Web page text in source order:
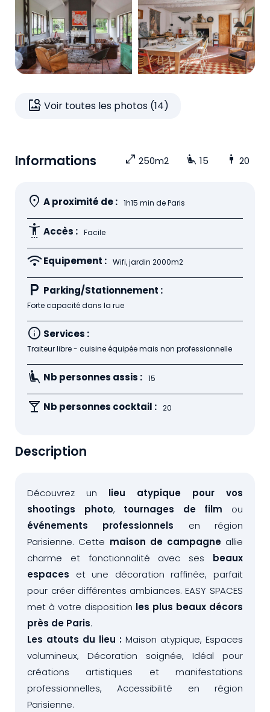
image_search Voir toutes les photos (14)
Informations open_in_full 250m2 airline_seat_recline_extra 15 man 20
location_on A proximité de : 1h15 min de Paris
settings_accessibility Accès : Facile
wifiEquipement : Wifi, jardin 2000m2
local_parking Parking/Stationnement :
Forte capacité dans la rue
info Services :
Traiteur libre - cuisine équipée mais non professionnelle
airline_seat_recline_extra Nb personnes assis : 15
local_bar Nb personnes cocktail : 20
Description
Découvrez un lieu atypique pour vos
shootings photo, tournages de film ou
événements professionnels en région
Parisienne. Cette maison de campagneallie
charme et fonctionnalité avec ses beaux
espaces et une décoration raffinée, parfait
pour créer différentes ambiances. EASY SPACES
met à votre disposition les plus beaux décors
près de Paris.
Les atouts du lieu :Maison atypique, Espaces
volumineux, Décoration soignée, Idéal pour
créations artistiques et manifestations
professionnelles, Accessibilité en région
Parisienne.